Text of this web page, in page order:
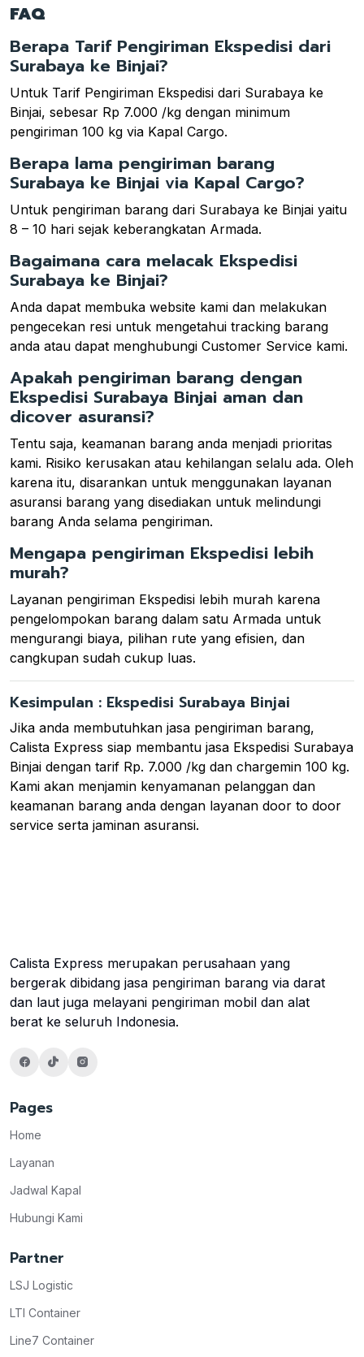
FAQ
Berapa Tarif Pengiriman Ekspedisi dari
Surabaya ke Binjai?
Untuk Tarif Pengiriman Ekspedisi dari Surabaya ke
Binjai, sebesar Rp 7.000 /kg dengan minimum
pengiriman 100 kg via Kapal Cargo.
Berapa lama pengiriman barang
Surabaya ke Binjai via Kapal Cargo?
Untuk pengiriman barang dari Surabaya ke Binjai yaitu
8 – 10 hari sejak keberangkatan Armada.
Bagaimana cara melacak Ekspedisi
Surabaya ke Binjai?
Anda dapat membuka website kami dan melakukan
pengecekan resi untuk mengetahui tracking barang
anda atau dapat menghubungi Customer Service kami.
Apakah pengiriman barang dengan
Ekspedisi Surabaya Binjai aman dan
dicover asuransi?
Tentu saja, keamanan barang anda menjadi prioritas
kami. Risiko kerusakan atau kehilangan selalu ada. Oleh
karena itu, disarankan untuk menggunakan layanan
asuransi barang yang disediakan untuk melindungi
barang Anda selama pengiriman.
Mengapa pengiriman Ekspedisi lebih
murah?
Layanan pengiriman Ekspedisi lebih murah karena
pengelompokan barang dalam satu Armada untuk
mengurangi biaya, pilihan rute yang efisien, dan
cangkupan sudah cukup luas.
Kesimpulan : Ekspedisi Surabaya Binjai
Jika anda membutuhkan jasa pengiriman barang,
Calista Express siap membantu jasa Ekspedisi Surabaya
Binjai dengan tarif Rp. 7.000 /kg dan chargemin 100 kg.
Kami akan menjamin kenyamanan pelanggan dan
keamanan barang anda dengan layanan door to door
service serta jaminan asuransi.
Calista Express merupakan perusahaan yang
bergerak dibidang jasa pengiriman barang via darat
dan laut juga melayani pengiriman mobil dan alat
berat ke seluruh Indonesia.
Pages
Home
Layanan
Jadwal Kapal
Hubungi Kami
Partner
LSJ Logistic
LTI Container
Line7 Container